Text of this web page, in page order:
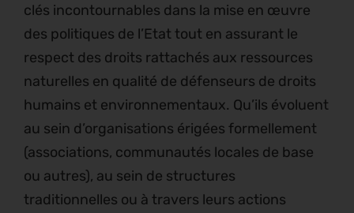
clés incontournables dans la mise en œuvre
des politiques de l’Etat tout en assurant le
respect des droits rattachés aux ressources
naturelles en qualité de défenseurs de droits
humains et environnementaux. Qu’ils évoluent
au sein d’organisations érigées formellement
(associations, communautés locales de base
ou autres), au sein de structures
traditionnelles ou à travers leurs actions